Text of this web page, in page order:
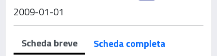
2009-01-01
Scheda breve
Scheda completa